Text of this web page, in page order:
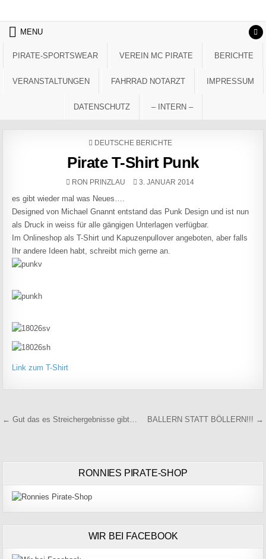
MENU
PIRATE-SPORTSWEAR VEREIN MC PIRATE BERICHTE
VERANSTALTUNGEN FAHRRAD NOTARZT IMPRESSUM
DATENSCHUTZ – INTERN –
POSTED IN
DEUTSCHE BERICHTE
Pirate T-Shirt Punk
AUTHOR:
RON PRINZLAU PUBLISHED DATE:
3. JANUAR 2014
es gibt wieder mal was Neues….
Designed von Michael Gnannt entstand das Punk Design und ist nun
als Druck in weiss für alle gängigen Unterlagen verfügbar.
Im Onlineshop als T-Shirt und Kapuzenpullover angeboten, aber falls
Ihr andere Ideen habt, schreibt mich gerne an.
Link zum T-Shirt
Beitragsnavigation
← Gut das es Streichergebnisse gibt… BALLERN STATT BÖLLERN!!! →
RONNIES PIRATE-SHOP
WIR BEI FACEBOOK